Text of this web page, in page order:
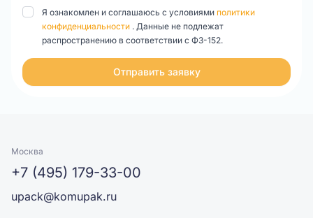
Я ознакомлен и соглашаюсь с условиями политики
конфиденциальности . Данные не подлежат
распространению в соответствии с ФЗ-152.
Отправить заявку
Москва
+7 (495) 179-33-00
upack@komupak.ru